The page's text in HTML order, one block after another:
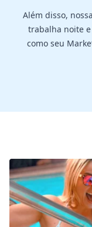
Além disso,
trabalha noite
como seu